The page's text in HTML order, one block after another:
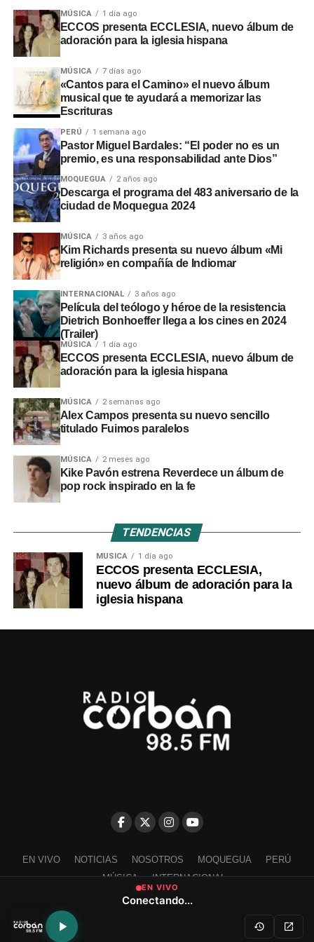
intervenciones en los sectores de Chamos del Pino y La
Rinconada, a pesar de disponer de recursos económicos
institucionales.
Adicionalmente, en el sector
laboró sin la autorización de laAutoridad Administrativa
del Agua. En Santo Domingo y El Conde, las labores
ingenieros residentes o inspectores.
Consecuencias y
recomendaciones ante El Niño
Las situaciones adversas detectadas comprometen la
seguridad ante posibles inundaciones. Por ello, la
entidad fiscalizadora recomendó a las autoridades
locales y regionales adoptar medidas urgentes para
proteger viviendas, familias y zonas de cultivo.
MÚSICA 1 día ago
ECCOS presenta ECCLESIA, nuevo álbum de
adoración para la iglesia hispana
MÚSICA 7 días ago
«Cantos para el Camino» el nuevo álbum
musical que te ayudará a memorizar las
Escrituras
PERÚ 1 semana ago
Pastor Miguel Bardales: “El poder no es un
premio, es una responsabilidad ante Dios”
MOQUEGUA 2 años ago
Descarga el programa del 483 aniversario de la
ciudad de Moquegua 2024
MÚSICA 3 años ago
Kim Richards presenta su nuevo álbum «Mi
religión» en compañía de Indiomar
INTERNACIONAL 3 años ago
Película del teólogo y héroe de la resistencia
Dietrich Bonhoeffer llega a los cines en 2024
(Trailer)
MÚSICA 1 día ago
ECCOS presenta ECCLESIA, nuevo álbum de
adoración para la iglesia hispana
MÚSICA 2 semanas ago
Alex Campos presenta su nuevo sencillo
titulado Fuimos paralelos
MÚSICA 2 meses ago
Kike Pavón estrena Reverdece un álbum de
pop rock inspirado en la fe
TENDENCIAS
MÚSICA 1 día ago
ECCOS presenta ECCLESIA,
nuevo álbum de adoración para la
iglesia hispana
EN VIVO NOTICIAS NOSOTROS MOQUEGUA
PERÚ
MÚSICA
INTERNACIONAL
Escríbenos a contacto@radiocorban.com
EN VIVO
Conectando...